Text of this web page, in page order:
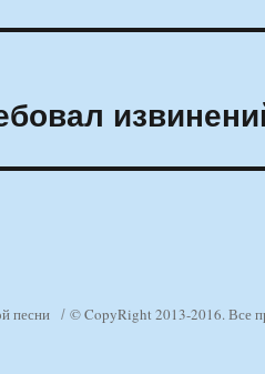
песни © CopyRight 2013-2016. Все